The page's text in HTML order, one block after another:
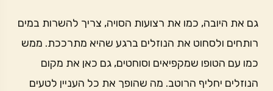
גם את היובה, כמו את רצועות הסויה, צריך להשרות במים
רותחים ולסחוט את הנוזלים ברגע שהיא מתרככת. ממש
כמו עם הטופו שמקפיאים וסוחטים, גם כאן את מקום
הנוזלים יחליף הרוטב. מה שהופך את כל העניין לטעים